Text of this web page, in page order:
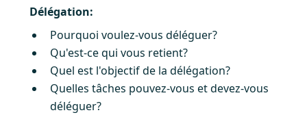
Délégation:
Pourquoi voulez-vous déléguer?
Qu'est-ce qui vous retient?
Quel est l'objectif de la délégation?
Quelles tâches pouvez-vous et devez-vous
déléguer?